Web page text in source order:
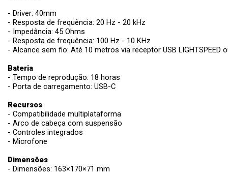
- Driver: 40mm
- Resposta de frequência: 20 Hz - 20 kHz
- Impedância: 45 Ohms
- Resposta de frequência: 100 Hz - 10 KHz
- Alcance sem fio: Até 10 metros via receptor USB LIGHTSPEED
Bateria
- Tempo de reprodução: 18 horas
- Porta de carregamento: USB-C
Recursos
- Compatibilidade multiplataforma
- Arco de cabeça com suspensão
- Controles integrados
- Microfone
Dimensões
- Dimensões: 163×170×71 mm